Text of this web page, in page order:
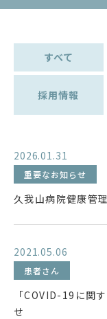
すべて
採用情報
2026.01.31
重要なお知らせ
久我山病院健康管
2021.05.06
患者さん
「COVID-19に関
せ